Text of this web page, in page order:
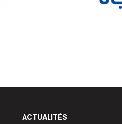
ACTUALITÉS